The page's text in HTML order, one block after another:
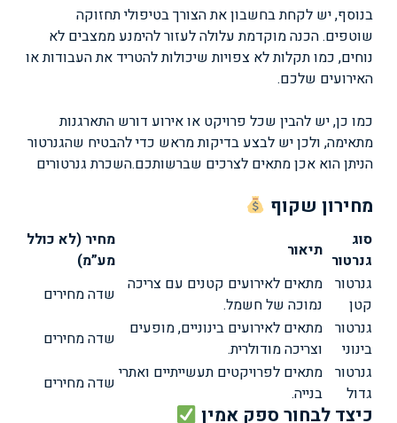
בנוסף, יש לקחת בחשבון את הצורך בטיפולי תחזוקה
שוטפים. הכנה מוקדמת עלולה לעזור להימנע ממצבים לא
נוחים, כמו תקלות לא צפויות שיכולות להטריד את העבודות או
האירועים שלכם.
כמו כן, יש להבין שכל פרויקט או אירוע דורש התארגנות
מתאימה, ולכן יש לבצע בדיקות מראש כדי להבטיח שהגנרטור
הניתן הוא אכן מתאים לצרכים שברשותכם.השכרת גנרטורים
מחירון שקוף
סוג
גנרטור תיאור
מחיר (לא כולל
מע”מ)
גנרטור
קטן
מתאים לאירועים קטנים עם צריכה
נמוכה של חשמל.
שדה מחירים
גנרטור
בינוני
מתאים לאירועים בינוניים, מופעים
וצריכה מודולרית.
שדה מחירים
גנרטור
גדול
מתאים לפרויקטים תעשייתיים ואתרי
בנייה.
שדה מחירים
כיצד לבחור ספק אמין